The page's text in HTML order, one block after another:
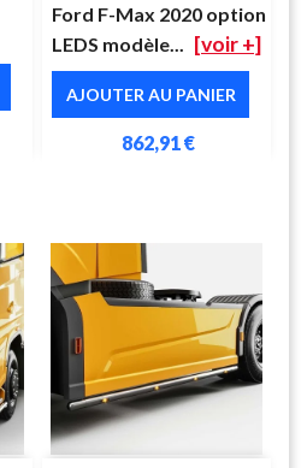
Ford F-Max 2020 option
LEDS modèle...
[voir +]
AJOUTER AU PANIER
862,91 €